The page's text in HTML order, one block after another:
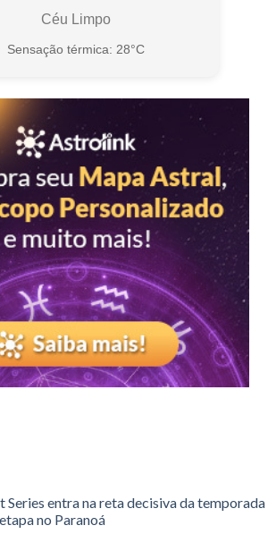
Céu Limpo
Sensação térmica: 28°C
Series entra na reta decisiva da temporada
no Paranoá